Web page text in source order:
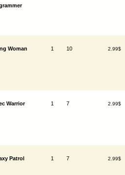
Woman 1 10 2.99$
Warrior 1 7 2.99$
Patrol 1 7 2.99$